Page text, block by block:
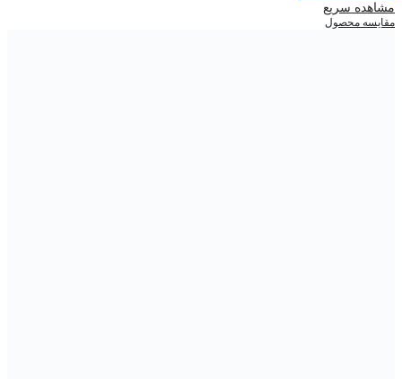
مشاهده سریع
مقایسه محصول